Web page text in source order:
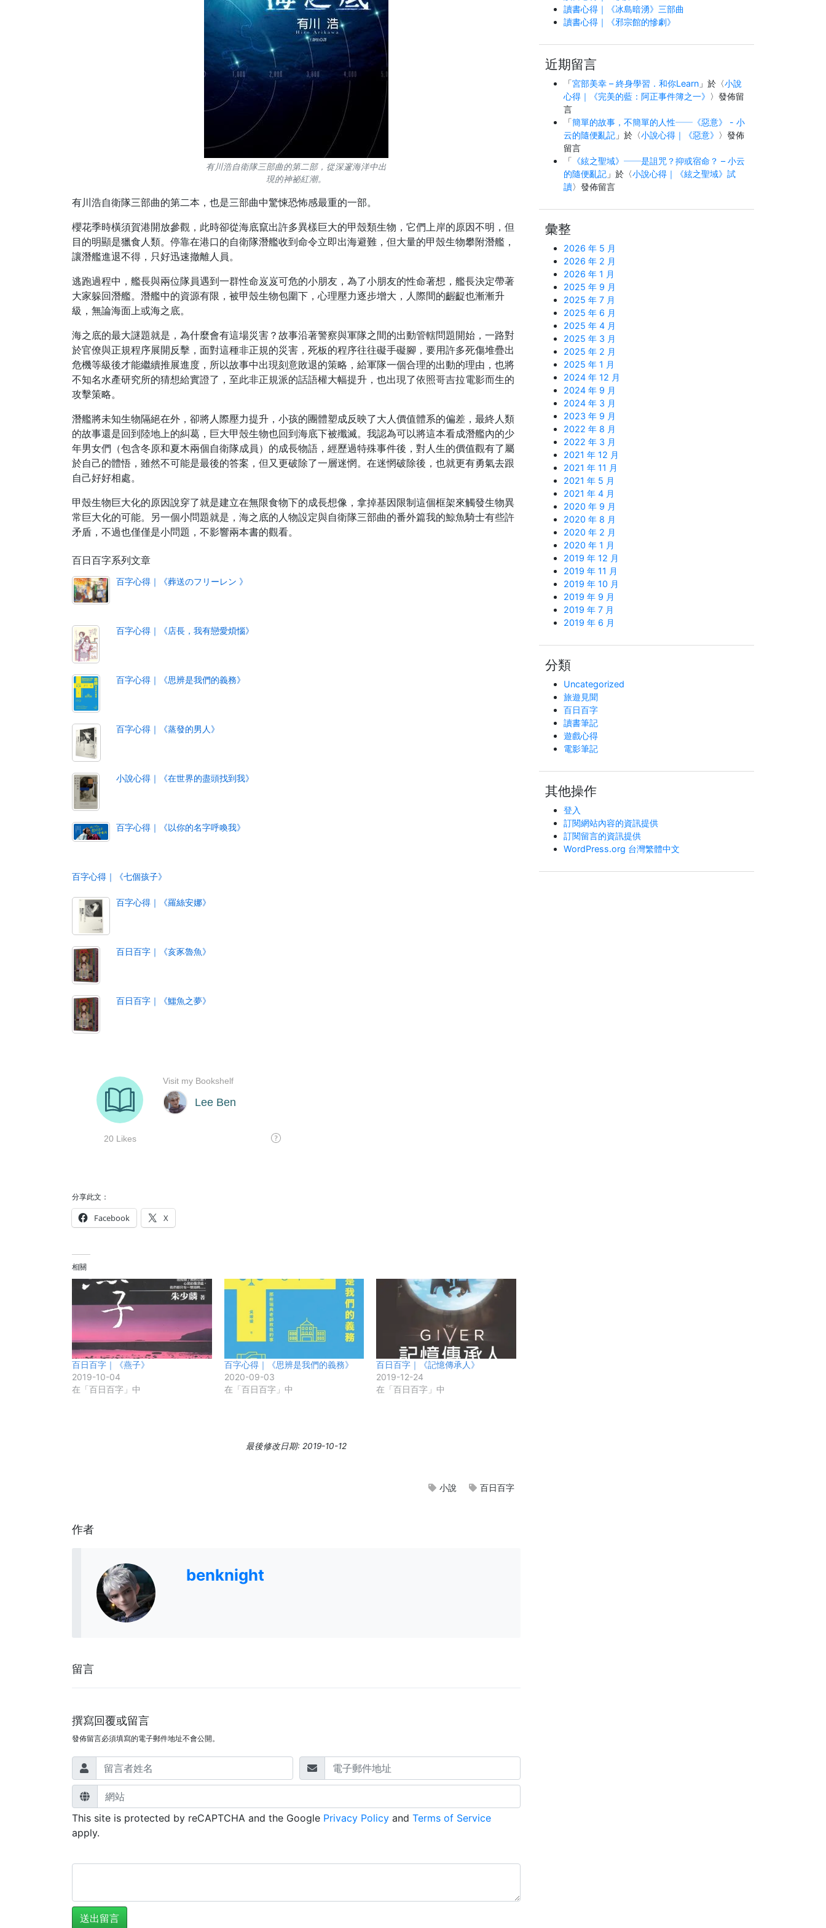
有川浩自衛隊三部曲的第二部，從深邃海洋中出
現的神祕紅潮。
有川浩自衛隊三部曲的第二本，也是三部曲中驚悚恐怖感最重的一部。
櫻花季時橫須賀港開放參觀，此時卻從海底竄出許多異樣巨大的甲殼類生物，它們上岸的原因不明，但
目的明顯是獵食人類。停靠在港口的自衛隊潛艦收到命令立即出海避難，但大量的甲殼生物攀附潛艦，
讓潛艦進退不得，只好迅速撤離人員。
逃跑過程中，艦長與兩位隊員遇到一群性命岌岌可危的小朋友，為了小朋友的性命著想，艦長決定帶著
大家躲回潛艦。潛艦中的資源有限，被甲殼生物包圍下，心理壓力逐步增大，人際間的齷齪也漸漸升
級，無論海面上或海之底。
海之底的最大謎題就是，為什麼會有這場災害？故事沿著警察與軍隊之間的出動管轄問題開始，一路對
於官僚與正規程序展開反擊，面對這種非正規的災害，死板的程序往往礙手礙腳，要用許多死傷堆疊出
危機等級後才能繼續推展進度，所以故事中出現刻意敗退的策略，給軍隊一個合理的出動的理由，也將
不知名水產研究所的猜想給實證了，至此非正規派的話語權大幅提升，也出現了依照哥吉拉電影而生的
攻擊策略。
潛艦將未知生物隔絕在外，卻將人際壓力提升，小孩的團體塑成反映了大人價值體系的偏差，最終人類
的故事還是回到陸地上的糾葛，巨大甲殼生物也回到海底下被殲滅。我認為可以將這本看成潛艦內的少
年男女們（包含冬原和夏木兩個自衛隊成員）的成長物語，經歷過特殊事件後，對人生的價值觀有了屬
於自己的體悟，雖然不可能是最後的答案，但又更破除了一層迷惘。在迷惘破除後，也就更有勇氣去跟
自己好好相處。
甲殼生物巨大化的原因說穿了就是建立在無限食物下的成長想像，拿掉基因限制這個框架來觸發生物異
常巨大化的可能。另一個小問題就是，海之底的人物設定與自衛隊三部曲的番外篇我的鯨魚騎士有些許
矛盾，不過也僅僅是小問題，不影響兩本書的觀看。
百日百字系列文章
百字心得｜《葬送のフリーレン 》
百字心得｜《店長，我有戀愛煩惱》
百字心得｜《思辨是我們的義務》
百字心得｜《蒸發的男人》
小說心得｜《在世界的盡頭找到我》
百字心得｜《以你的名字呼喚我》
百字心得｜《七個孩子》
百字心得｜《羅絲安娜》
百日百字｜《亥豕魯魚》
百日百字｜《鱷魚之夢》
分享此文：
Facebook X
相關
百日百字｜《燕子》
2019-10-04
在「百日百字」中
百字心得｜《思辨是我們的義務》
2020-09-03
在「百日百字」中
百日百字｜《記憶傳承人》
2019-12-24
在「百日百字」中
最後修改日期: 2019-10-12
小說 百日百字
作者
benknight
留言
撰寫回覆或留言
發佈留言必須填寫的電子郵件地址不會公開。
This site is protected by reCAPTCHA and the Google Privacy Policy and Terms of Service
apply.
讀書心得｜《冰島暗湧》三部曲
讀書心得｜《邪宗館的慘劇》
近期留言
「宮部美幸 – 終身學習．和你Learn 」於〈小說
心得｜《完美的藍：阿正事件簿之一》 〉發佈留
言
「簡單的故事，不簡單的人性──《惡意》 - 小
云的隨便亂記 」於〈小說心得｜《惡意》 〉發佈
留言
「 《絃之聖域》──是詛咒？抑或宿命？ – 小云
的隨便亂記 」於〈小說心得｜《絃之聖域》試
讀〉發佈留言
彙整
2026 年 5 月
2026 年 2 月
2026 年 1 月
2025 年 9 月
2025 年 7 月
2025 年 6 月
2025 年 4 月
2025 年 3 月
2025 年 2 月
2025 年 1 月
2024 年 12 月
2024 年 9 月
2024 年 3 月
2023 年 9 月
2022 年 8 月
2022 年 3 月
2021 年 12 月
2021 年 11 月
2021 年 5 月
2021 年 4 月
2020 年 9 月
2020 年 8 月
2020 年 2 月
2020 年 1 月
2019 年 12 月
2019 年 11 月
2019 年 10 月
2019 年 9 月
2019 年 7 月
2019 年 6 月
分類
Uncategorized
旅遊見聞
百日百字
讀書筆記
遊戲心得
電影筆記
其他操作
登入
訂閱網站內容的資訊提供
訂閱留言的資訊提供
WordPress.org 台灣繁體中文